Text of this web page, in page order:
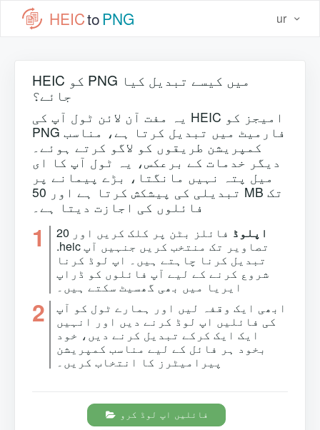
HEICto PNG ur
HEIC کو PNG میں کیسے تبدیل کیا
جائے؟
یہ مفت آن لائن ٹول آپ کی HEIC امیجز کو
PNG فارمیٹ میں تبدیل کرتا ہے، مناسب
کمپریشن طریقوں کو لاگو کرتے ہوئے۔
دیگر خدمات کے برعکس، یہ ٹول آپ کا ای
میل پتہ نہیں مانگتا، بڑے پیمانے پر
تبدیلی کی پیشکش کرتا ہے اور 50 MB تک
فائلوں کی اجازت دیتا ہے۔
1 اپلوڈ
فائلز بٹن پر کلک کریں اور 20
.heic تصاویر تک منتخب کریں جنہیں آپ
تبدیل کرنا چاہتے ہیں۔ اپ لوڈ کرنا
شروع کرنے کے لیے آپ فائلوں کو ڈراپ
ایریا میں بھی گھسیٹ سکتے ہیں۔
2
ابھی ایک وقفہ لیں اور ہمارے ٹول کو آپ
کی فائلیں اپ لوڈ کرنے دیں اور انہیں
ایک ایک کرکے تبدیل کرنے دیں، خود
بخود ہر فائل کے لیے مناسب کمپریشن
پیرامیٹرز کا انتخاب کریں۔
فائلیں اپ لوڈ کرو